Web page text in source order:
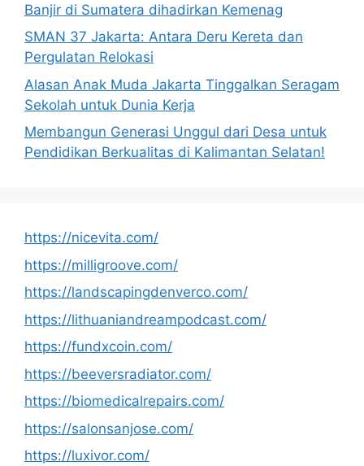
Banjir di Sumatera dihadirkan Kemenag
SMAN 37 Jakarta: Antara Deru Kereta dan
Pergulatan Relokasi
Alasan Anak Muda Jakarta Tinggalkan Seragam
Sekolah untuk Dunia Kerja
Membangun Generasi Unggul dari Desa untuk
Pendidikan Berkualitas di Kalimantan Selatan!
https://nicevita.com/
https://milligroove.com/
https://landscapingdenverco.com/
https://lithuaniandreampodcast.com/
https://fundxcoin.com/
https://beeversradiator.com/
https://biomedicalrepairs.com/
https://salonsanjose.com/
https://luxivor.com/